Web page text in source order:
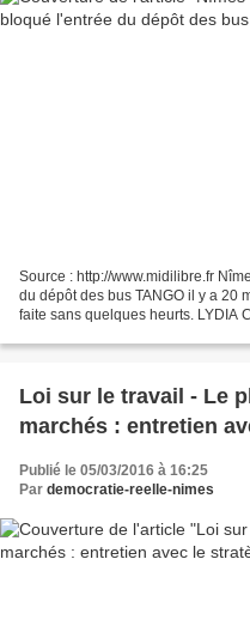
Source : http://www.midilibre.fr
du dépôt des bus TANGO il y a 20
faite sans quelques heurts. LYDIA
Loi sur le travail - Le
marchés : entretien
Publié le 05/03/2016 à 16:25
Par democratie-reelle-nimes